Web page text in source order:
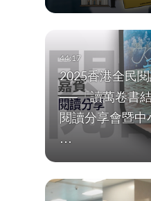
2025香港全民
──「讀萬卷書
閱讀分享會暨
…